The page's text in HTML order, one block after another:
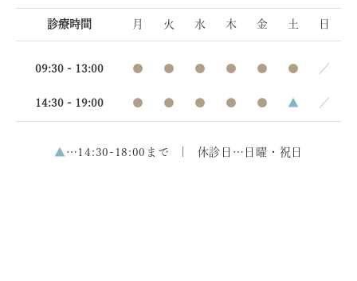
診療時間 月 火 水 木 金 土 日
09:30 - 13:00 ● ● ● ● ● ● ／
14:30 - 19:00 ● ● ● ● ● ▲ ／
▲ …14:30-18:00まで | 休診日…日曜・祝日